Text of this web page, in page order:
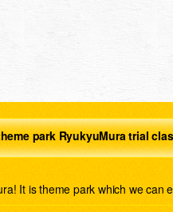
park RyukyuMura trial
It is theme park which we can